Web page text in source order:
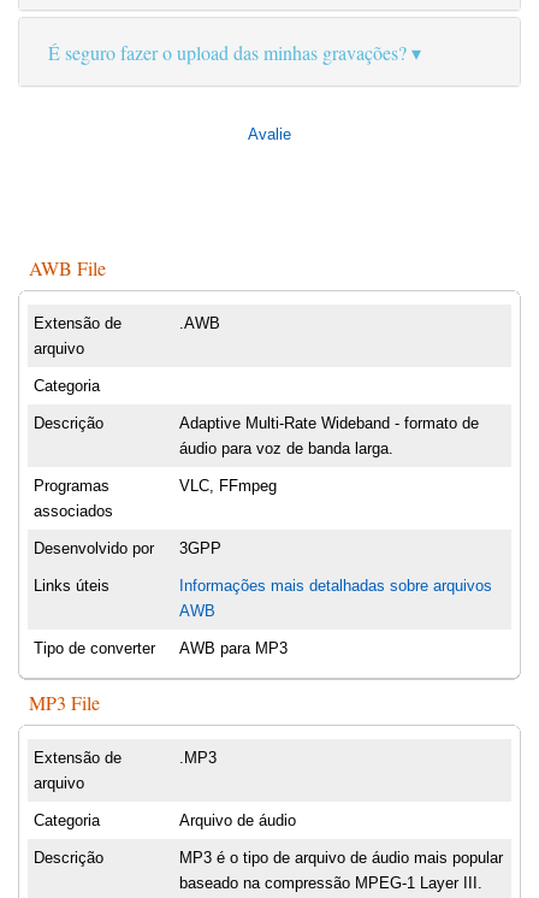
É seguro fazer o upload das minhas gravações?
Avalie
AWB File
Extensão de
arquivo
.AWB
Categoria
Descrição
Adaptive Multi-Rate Wideband - formato de
áudio para voz de banda larga.
Programas
associados
VLC, FFmpeg
Desenvolvido por 3GPP
Links úteis
Informações mais detalhadas sobre arquivos
AWB
Tipo de converter AWB para MP3
MP3 File
Extensão de
arquivo
.MP3
Categoria Arquivo de áudio
Descrição
MP3 é o tipo de arquivo de áudio mais popular
baseado na compressão MPEG-1 Layer III.